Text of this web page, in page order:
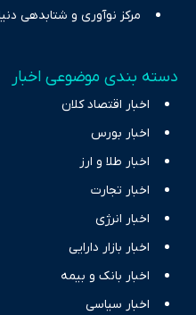
مرکز نوآوری و شتابدهی
دسته بندی موضوعی اخبار
اخبار اقتصاد کلان
اخبار بورس
اخبار طلا و ارز
اخبار تجارت
اخبار انرژی
اخبار بازار دارایی
اخبار بانک و بیمه
اخبار سیاسی